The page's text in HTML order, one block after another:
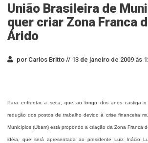
União Brasileira de
quer criar Zona Franca
Árido
por Carlos Britto // 13 de janeiro de 2009 às
Para enfrentar a seca, que ao longo dos anos castiga o
redução dos postos de trabalho devido à crise financeira
Municípios (Ubam) está propondo a criação da Zona Franca
idéia, que será apresentada ao presidente Luiz Inácio